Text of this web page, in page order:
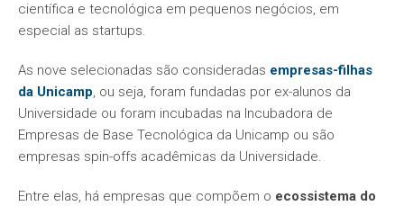
científica e tecnológica em pequenos negócios, em
especial as startups.
As nove selecionadas são consideradas empresas-filhas
da Unicamp, ou seja, foram fundadas por ex-alunos da
Universidade ou foram incubadas na Incubadora de
Empresas de Base Tecnológica da Unicamp ou são
empresas spin-offs acadêmicas da Universidade.
Entre elas, há empresas que compõem o ecossistema do